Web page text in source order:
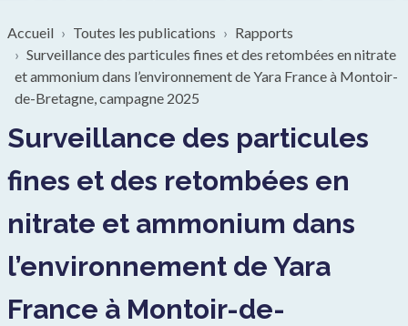
Fil d'Ariane
Accueil Toutes les publications
Rapports
Surveillance des particules fines et des retombées en nitrate
et ammonium dans l’environnement de Yara France à Montoir-
de-Bretagne, campagne 2025
Surveillance des particules
fines et des retombées en
nitrate et ammonium dans
l’environnement de Yara
France à Montoir-de-